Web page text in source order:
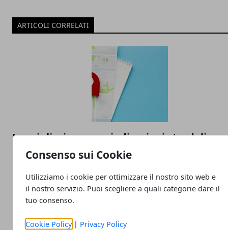
Consenso sui Cookie
Utilizziamo i cookie per ottimizzare il nostro sito web e
il nostro servizio. Puoi scegliere a quali categorie dare il
tuo consenso.
Cookie Policy| Privacy Policy
ARTICOLI CORRELATI
Le migliori app per indicazioni stradali
22/07/2021